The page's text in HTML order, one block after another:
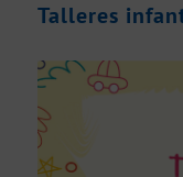
Talleres